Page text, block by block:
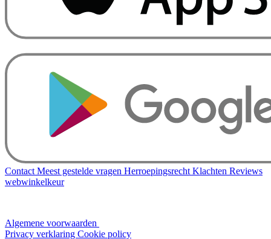
Contact Meest gestelde vragen Herroepingsrecht Klachten Reviews
webwinkelkeur
Algemene voorwaarden
Privacy verklaring Cookie policy